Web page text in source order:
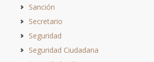
Sanción
Secretario
Seguridad
Seguridad Ciudadana